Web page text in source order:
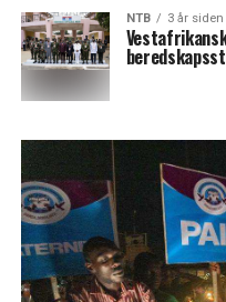
NTB 3 år siden